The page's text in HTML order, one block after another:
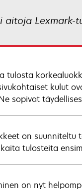
aitoja Lexmark-
tulosta
kulut
sopivat
on suunniteltu
tulosteita
on nyt